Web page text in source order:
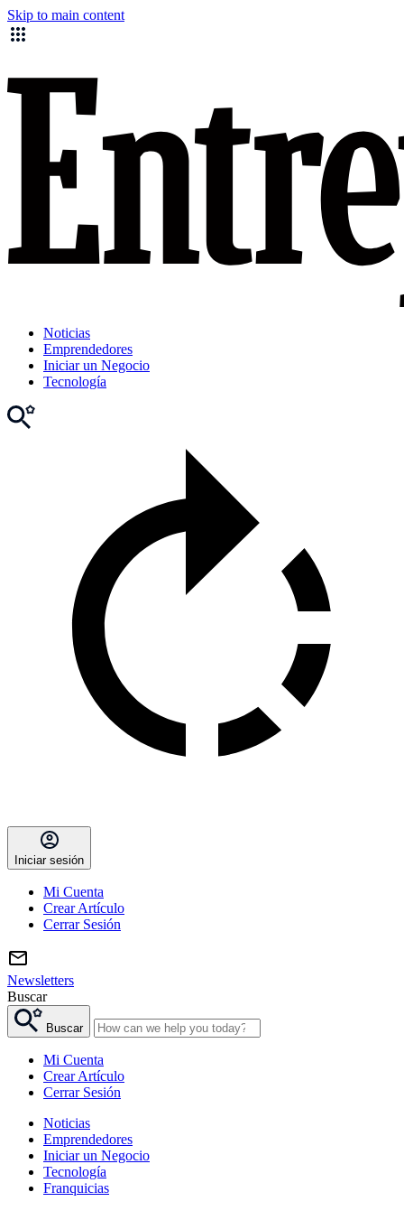
Skip to main content
Noticias
Emprendedores
Iniciar un Negocio
Tecnología
Iniciar sesión
Mi Cuenta
Crear Artículo
Cerrar Sesión
Newsletters
Buscar
Buscar
Mi Cuenta
Crear Artículo
Cerrar Sesión
Noticias
Emprendedores
Iniciar un Negocio
Tecnología
Franquicias